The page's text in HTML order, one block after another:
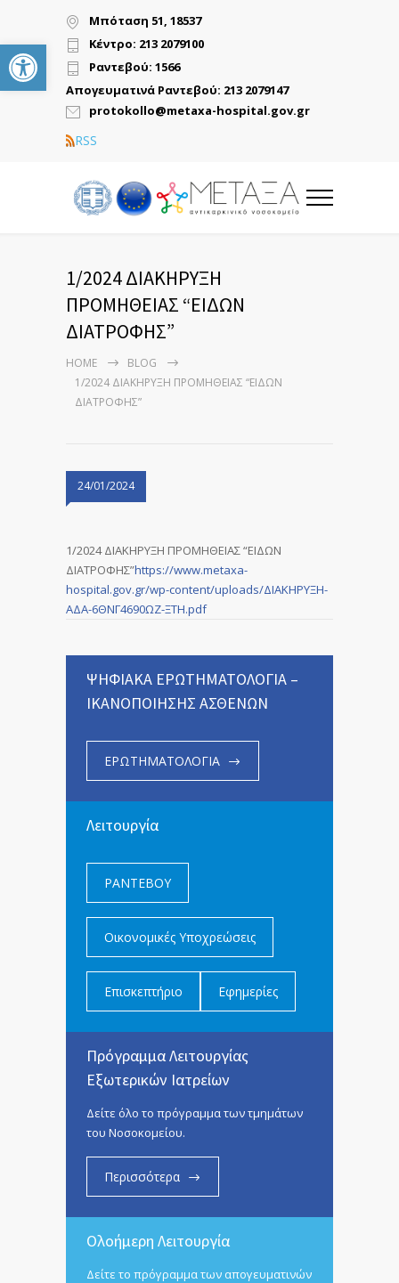
Ανοίξτε τη γραμμή εργαλείων
Μπόταση 51, 18537
Κέντρο: 213 2079100
Ραντεβού: 1566
Απογευματινά Ραντεβού: 213 2079147
protokollo@metaxa-hospital.gov.gr
RSS
1/2024 ΔΙΑΚΗΡΥΞΗ
ΠΡΟΜΗΘΕΙΑΣ “ΕΙΔΩΝ
ΔΙΑΤΡΟΦΗΣ”
HOME
BLOG
1/2024 ΔΙΑΚΗΡΥΞΗ ΠΡΟΜΗΘΕΙΑΣ “ΕΙΔΩΝ
ΔΙΑΤΡΟΦΗΣ”
24/01/2024
1/2024 ΔΙΑΚΗΡΥΞΗ ΠΡΟΜΗΘΕΙΑΣ “ΕΙΔΩΝ
ΔΙΑΤΡΟΦΗΣ”https://www.metaxa-
hospital.gov.gr/wp-content/uploads/ΔΙΑΚΗΡΥΞΗ-
ΑΔΑ-6ΘΝΓ4690ΩΖ-ΞΤΗ.pdf
ΨΗΦΙΑΚΑ ΕΡΩΤΗΜΑΤΟΛΟΓΙΑ –
ΙΚΑΝΟΠΟΙΗΣΗΣ ΑΣΘΕΝΩΝ
ΕΡΩΤΗΜΑΤΟΛΟΓΙΑ
Λειτουργία
ΡΑΝΤΕΒΟΥ
Οικονομικές Υποχρεώσεις
Επισκεπτήριο Εφημερίες
Πρόγραμμα Λειτουργίας
Εξωτερικών Ιατρείων
Δείτε όλο το πρόγραμμα των τμημάτων
του Νοσοκομείου.
Περισσότερα
Ολοήμερη Λειτουργία
Δείτε το πρόγραμμα των απογευματινών